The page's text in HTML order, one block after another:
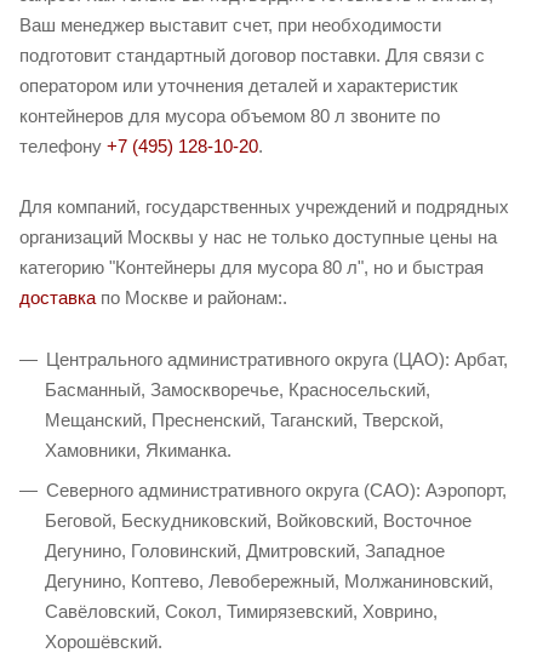
Ваш менеджер выставит счет, при необходимости
подготовит стандартный договор поставки. Для связи с
оператором или уточнения деталей и характеристик
контейнеров для мусора объемом 80 л звоните по
телефону +7 (495) 128-10-20.
Для компаний, государственных учреждений и подрядных
организаций Москвы у нас не только доступные цены на
категорию "Контейнеры для мусора 80 л", но и быстрая
доставка по Москве и районам:.
Центрального административного округа (ЦАО): Арбат,
Басманный, Замоскворечье, Красносельский,
Мещанский, Пресненский, Таганский, Тверской,
Хамовники, Якиманка.
Северного административного округа (САО): Аэропорт,
Беговой, Бескудниковский, Войковский, Восточное
Дегунино, Головинский, Дмитровский, Западное
Дегунино, Коптево, Левобережный, Молжаниновский,
Савёловский, Сокол, Тимирязевский, Ховрино,
Хорошёвский.